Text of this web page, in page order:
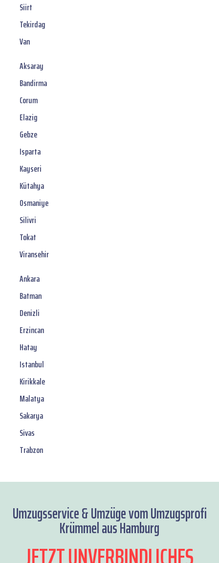
Siirt
Tekirdag
Van
Aksaray
Bandirma
Corum
Elazig
Gebze
Isparta
Kayseri
Kütahya
Osmaniye
Silivri
Tokat
Viransehir
Ankara
Batman
Denizli
Erzincan
Hatay
Istanbul
Kirikkale
Malatya
Sakarya
Sivas
Trabzon
Umzugsservice & Umzüge vom Umzugsprofi
Krümmel aus Hamburg